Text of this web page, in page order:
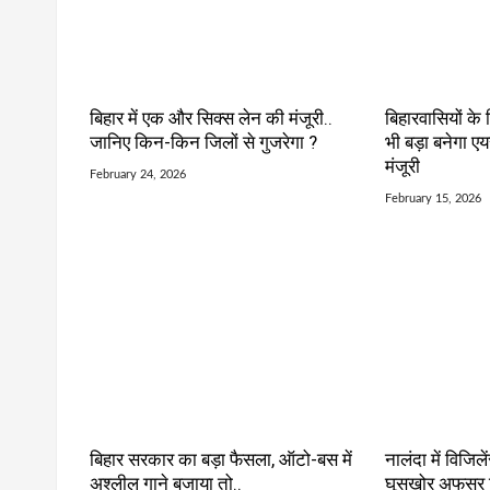
बिहार में एक और सिक्स लेन की मंजूरी..
जानिए किन-किन जिलों से गुजरेगा ?
February 24, 2026
बिहारवासियों
भी बड़ा बनेगा
मंजूरी
February 15, 2026
बिहार सरकार का बड़ा फैसला, ऑटो-बस में
अश्लील गाने बजाया तो..
नालंदा में
घूसखोर अफसर